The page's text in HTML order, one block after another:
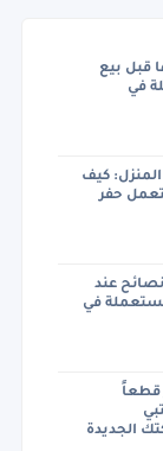
قبل بيع
في
كيف
حفر
سوق 2026: أهم 5 نصائح عند
في
قطعاً
الجديدة